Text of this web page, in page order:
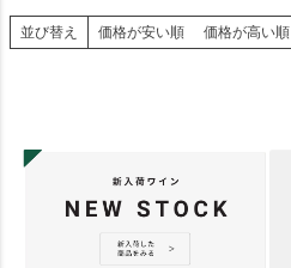
並び替え 価格が安い順 価格が高い順